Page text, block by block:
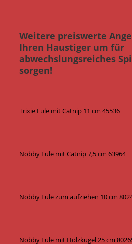
Weitere preiswerte
Ihren Haustiger um für
abwechslungsreiches
sorgen!
Trixie Eule mit Catnip 11 cm 45536
Nobby Eule mit Catnip 7,5 cm 63964
Nobby Eule zum aufziehen 10 cm
Nobby Eule mit Holzkugel 25 cm